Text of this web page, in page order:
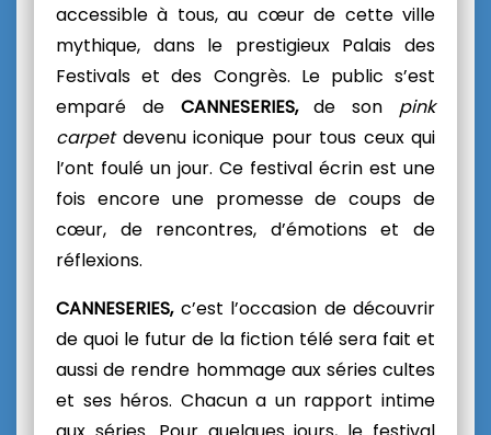
accessible à tous, au cœur de cette ville
mythique, dans le prestigieux Palais des
Festivals et des Congrès. Le public s’est
emparé de CANNESERIES,de son pink
carpetdevenu iconique pour tous ceux qui
l’ont foulé un jour. Ce festival écrin est une
fois encore une promesse de coups de
cœur, de rencontres, d’émotions et de
réflexions.
CANNESERIES,c’est l’occasion de découvrir
de quoi le futur de la fiction télé sera fait et
aussi de rendre hommage aux séries cultes
et ses héros. Chacun a un rapport intime